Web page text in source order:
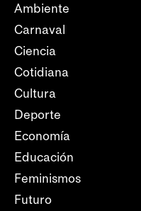
Ambiente
Carnaval
Ciencia
Cotidiana
Cultura
Deporte
Economía
Educación
Feminismos
Futuro